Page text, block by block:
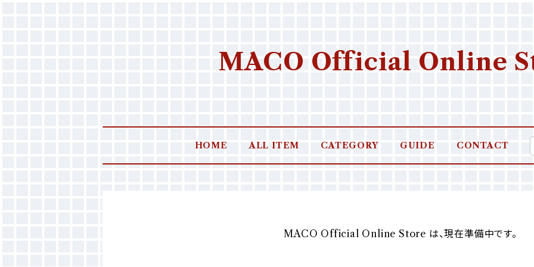
MACO Official Online
HOME ALL ITEM CATEGORY GUIDE CONTACT
MACO Official Online Store は、現在準備中です。